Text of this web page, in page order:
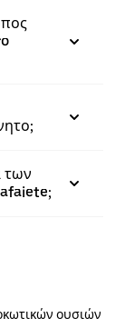
των
ουσιών